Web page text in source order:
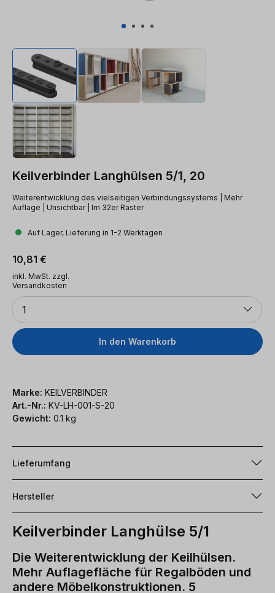
Keilverbinder Langhülsen 5/1, 20
Weiterentwicklung des vielseitigen Verbindungssystems | Mehr
Auflage | Unsichtbar | Im 32er Raster
Auf Lager, Lieferung in 1-2 Werktagen
Regulärer Preis:
10,81 €
inkl. MwSt. zzgl.
Versandkosten
Anzahl
1
In den Warenkorb
Marke: KEILVERBINDER
Art.-Nr.: KV-LH-001-S-20
Gewicht: 0.1 kg
Lieferumfang
Hersteller
Keilverbinder Langhülse 5/1
Die Weiterentwicklung der Keilhülsen.
Mehr Auflagefläche für Regalböden und
andere Möbelkonstruktionen. 5